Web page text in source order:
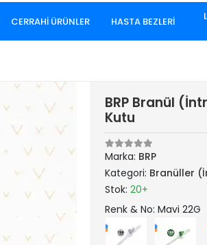
CERRAHİ ÜRÜNLER HASTA BEZLERİ
BRP Branül
Kutu
Marka: BRP
Kategori: Branüller
Stok:20+
Renk & No: Mavi 22G